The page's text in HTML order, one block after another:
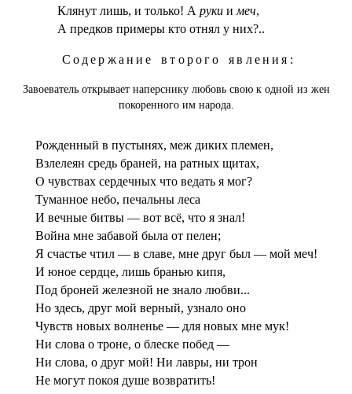
Клянут лишь, и только! А рукии меч,
А предков примеры кто отнял у них?..
Содержание второго явления:
Завоеватель открывает наперснику любовь свою к одной из жен
покоренного им народа.
Рожденный в пустынях, меж диких племен,
Взлелеян средь браней, на ратных щитах,
О чувствах сердечных что ведать я мог?
Туманное небо, печальны леса
И вечные битвы — вот всё, что я знал!
Война мне забавой была от пелен;
Я счастье чтил — в славе, мне друг был — мой меч!
И юное сердце, лишь бранью кипя,
Под броней железной не знало любви...
Но здесь, друг мой верный, узнало оно
Чувств новых волненье — для новых мне мук!
Ни слова о троне, о блеске побед —
Ни слова, о друг мой! Ни лавры, ни трон
Не могут покоя душе возвратить!